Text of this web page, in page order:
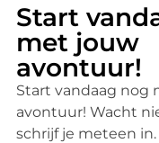
Start
met jouw
avontuur!
Start vandaag nog
avontuur! Wacht
schrijf je meteen